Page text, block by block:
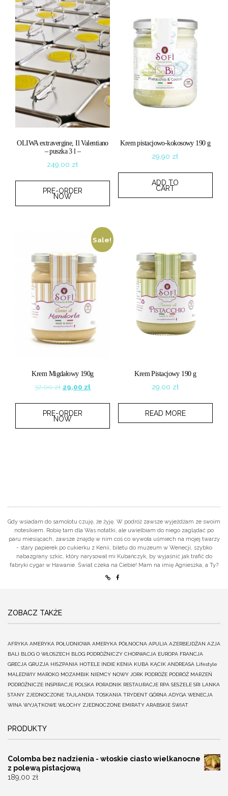
OLIWA extravergine, Il Valentiano
– puszka 3 l –
249,00 zł
PRE-ORDER
NOW
Krem pistacjowo-kokosowy 190 g
29,90 zł
ADD TO
CART
Sale!
Krem Migdałowy 190g
32,00zł Original
32,00 zł.
29,00 złCurrent
PRE-ORDER
NOW
Krem Pistacjowy 190 g
29,00 zł
READ MORE
Gdy wsiadam do samolotu czuję, że żyję. W podróż zawsze wyjeżdżam ze swoim
notesikiem. Robię tam dla Was notatki, ale uwielbiam do niego zaglądać po
paru miesiącach, zawsze znajdę w nim coś co wywoła uśmiech na mojej twarzy
- stary papierek po cukierku z Kenii, biletu do muzeum w Wenecji, szybko
nabazgrany szkic, który narysował mi Kubańczyk, by wyjaśnić jak trafić do
fabryki cygar w Hawanie. Świat czeka na Ciebie! Mam na imię Agnieszka, a Ty?
ZOBACZ TAKŻE
AFRYKA AMERYKA POŁUDNIOWA AMERYKA PÓŁNOCNA APULIA AZERBEJDŻAN AZJA
BALI
BLOG O WŁOSZECH BLOG PODRÓŻNICZY CHORWACJA EUROPA FRANCJA
GRECJA GRUZJA HISZPANIA HOTELE INDIE KENIA KUBA KĄCIK ANDREASA Lifestyle
MALEDWIY MAROKO MOZAMBIK NIEMCY NOWY JORK PODRÓŻE PODRÓŻ MARZEŃ
PODRÓŻNICZE INSPIRACJE POLSKA PORADNIK RESTAURACJE RPA SESZELE SRI LANKA
STANY ZJEDNOCZONE TAJLANDIA TOSKANIA TRYDENT GÓRNA ADYGA WENECJA
WINA WYJĄTKOWE WŁOCHY ZJEDNOCZONE EMIRATY ARABSKIE ŚWIAT
PRODUKTY
Colomba bez nadzienia - włoskie ciasto wielkanocne
z polewą pistacjową
189,00 zł